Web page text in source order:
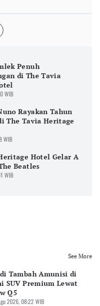
Penuh
di The Tavia
WIB
Rayakan Tahun
The Tavia Heritage
WIB
Hotel Gelar A
Beatles
WIB
See More
Tambah Amunisi di
SUV Premium Lewat
Q5
2026, 08:22 WIB